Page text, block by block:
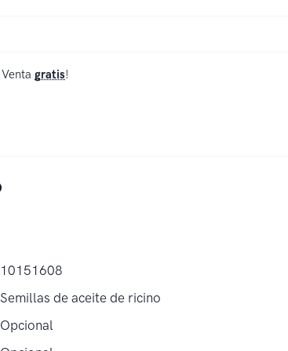
gratis!
10151608
Semillas de aceite de ricino
Opcional